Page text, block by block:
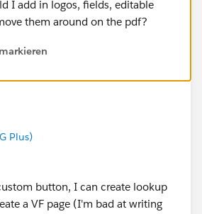
I add in logos, fields, editable
them around on the pdf?
Plus)
button, I can create lookup
a VF page (I'm bad at writing